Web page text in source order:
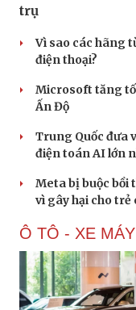
trụ
Vì sao các hãng
điện thoại?
Microsoft tăng
Ấn Độ
Trung Quốc đưa
điện toán AI lớn
Meta bị buộc bồi
vì gây hại cho trẻ
Ô TÔ - XE MÁY